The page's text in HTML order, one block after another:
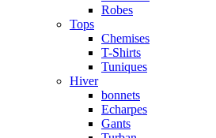
Robes
Tops
Chemises
T-Shirts
Tuniques
Hiver
bonnets
Echarpes
Gants